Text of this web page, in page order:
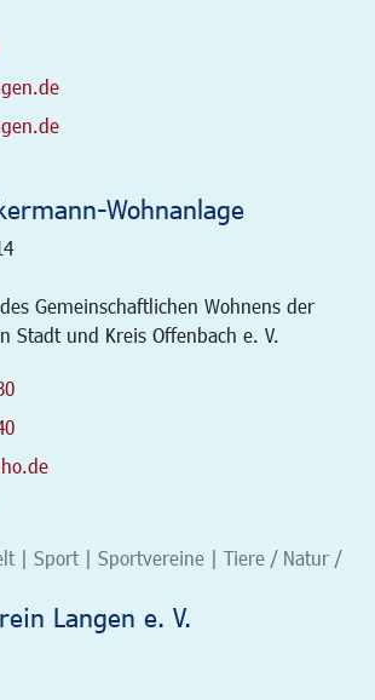
Wohnanlage
Gemeinschaftlichen Wohnens der
Stadt und Kreis Offenbach e. V.
| Sport | Sportvereine | Tiere / Natur /
Langen e. V.